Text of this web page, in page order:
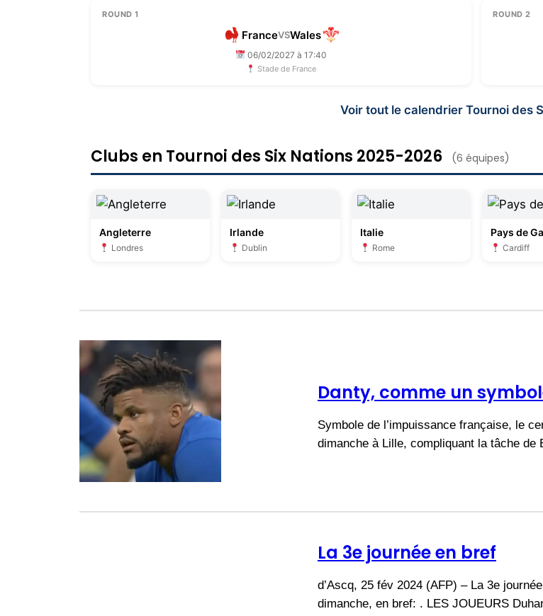
ROUND 1
FranceVSWales
06/02/2027 à 17:40
Stade de France
ROUND 2
Voir tout le calendrier Tournoi des
Clubs en Tournoi des Six Nations 2025-2026 (6 équipes)
Angleterre
Londres
Irlande
Dublin
Italie
Rome
Pays de
Cardiff
Danty, comme un
Symbole de l’impuissance française, le
dimanche à Lille, compliquant la tâche
La 3e journée en bref
d’Ascq, 25 fév 2024 (AFP) – La 3e
dimanche, en bref: . LES JOUEURS